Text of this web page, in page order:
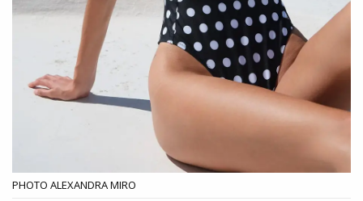
PHOTO ALEXANDRA MIRO